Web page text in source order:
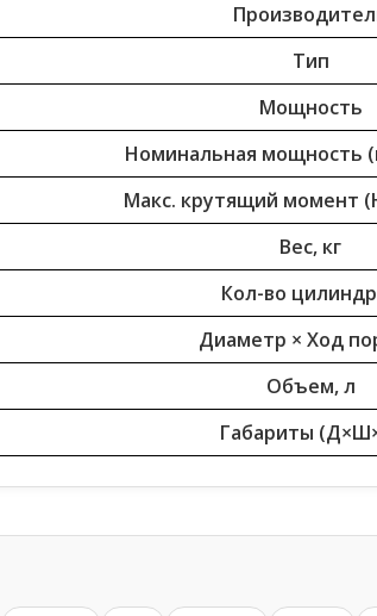
Тип
Мощность
Номинальная мощность
Макс. крутящий момент
Вес, кг
Кол-во
Диаметр × Ход
Объем, л
Габариты